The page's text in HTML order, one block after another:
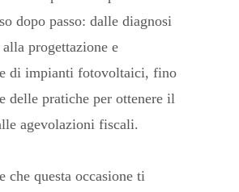
dopo passo: dalle diagnosi
progettazione e
di impianti fotovoltaici, fino
delle pratiche per ottenere il
agevolazioni fiscali.
che questa occasione ti